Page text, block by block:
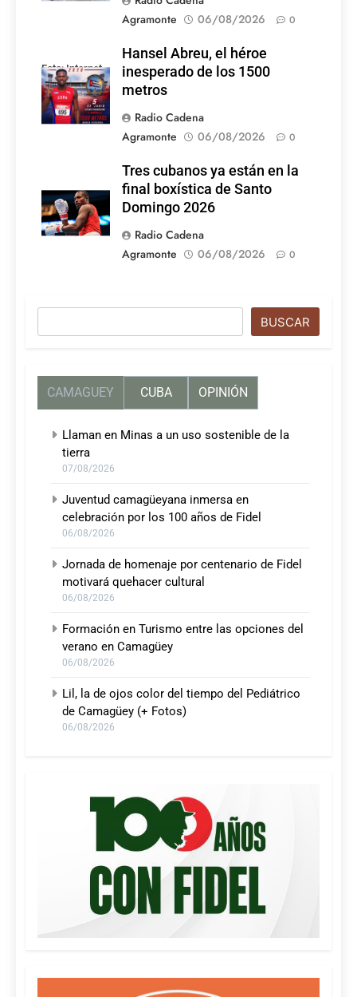
Agramonte
06/08/2026 0
Foto: Internet
Hansel Abreu, el héroe
inesperado de los 1500
metros
Radio Cadena
Agramonte
06/08/2026 0
Tres cubanos ya están en la
final boxística de Santo
Domingo 2026
Radio Cadena
Agramonte
06/08/2026 0
BUSCAR
CAMAGUEY CUBA OPINIÓN
Llaman en Minas a un uso sostenible de la
tierra
07/08/2026
Juventud camagüeyana inmersa en
celebración por los 100 años de Fidel
06/08/2026
Jornada de homenaje por centenario de Fidel
motivará quehacer cultural
06/08/2026
Formación en Turismo entre las opciones del
verano en Camagüey
06/08/2026
Lil, la de ojos color del tiempo del Pediátrico
de Camagüey (+ Fotos)
06/08/2026